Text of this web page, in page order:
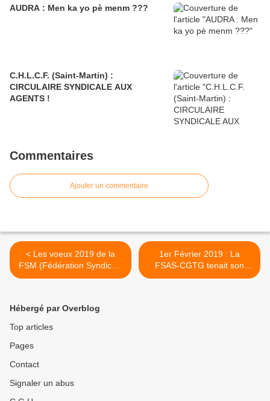
AUDRA : Men ka yo pè menm ???
C.H.L.C.F. (Saint-Martin) :
CIRCULAIRE SYNDICALE AUX
AGENTS !
Commentaires
Ajouter un commentaire
< Les voeux 2019 de la
FSM (Fédération Syndicale
Mondiale).
1er Février 2019 : La
FSAS-CGTG tenait son
Conseil Fédéral de rentrée
Hébergé par Overblog
Top articles
Pages
Contact
Signaler un abus